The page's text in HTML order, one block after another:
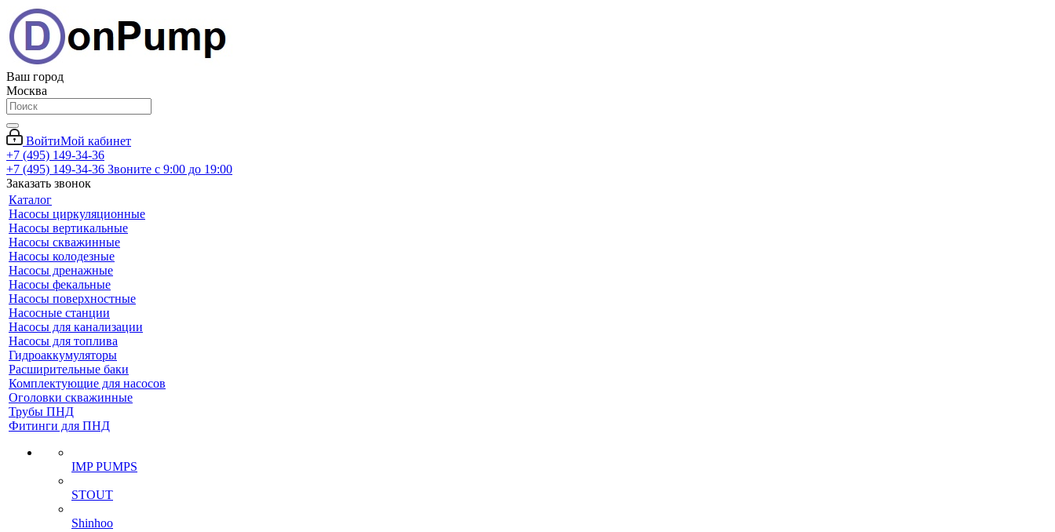
Ваш город
Москва
ВойтиМой кабинет
+7 (495) 149-34-36
+7 (495) 149-34-36 Звоните с 9:00 до 19:00
Заказать звонок
Каталог
Насосы циркуляционные
Насосы вертикальные
Насосы скважинные
Насосы колодезные
Насосы дренажные
Насосы фекальные
Насосы поверхностные
Насосные станции
Насосы для канализации
Насосы для топлива
Гидроаккумуляторы
Расширительные баки
Комплектующие для насосов
Оголовки скважинные
Трубы ПНД
Фитинги для ПНД
IMP PUMPS
STOUT
Shinhoo